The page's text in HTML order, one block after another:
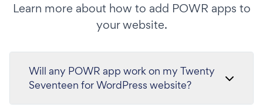
Learn more about how to add POWR apps to
your website.
Will any POWR app work on my Twenty
Seventeen for WordPress website?